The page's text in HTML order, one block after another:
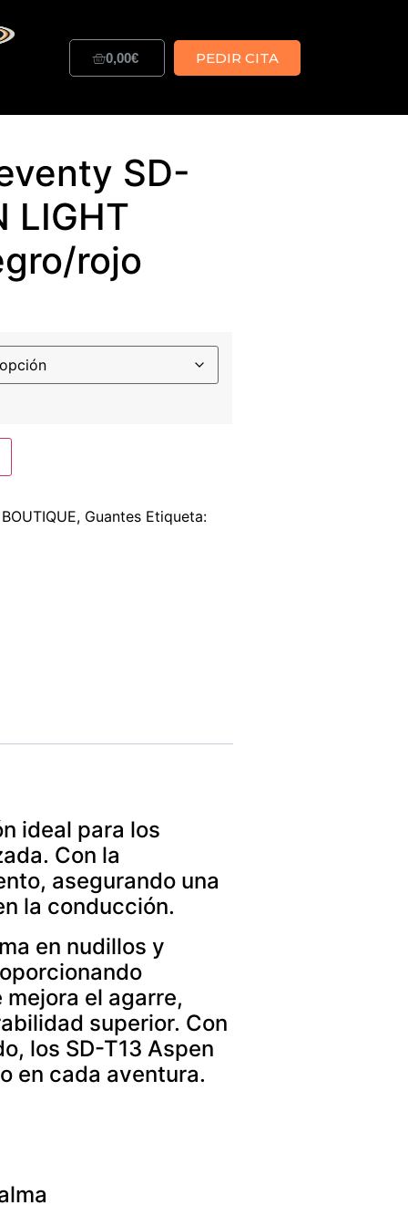
0,00€ PEDIR CITA
SD-
LIGHT
rojo
BOUTIQUE, Guantes Etiqueta:
ideal para los
Con la
asegurando una
la conducción.
en nudillos y
el agarre,
superior. Con
los SD-T13 Aspen
en cada aventura.